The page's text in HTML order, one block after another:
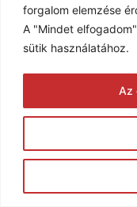
forgalom elemzése
A "Mindet
sütik használatához.
Az